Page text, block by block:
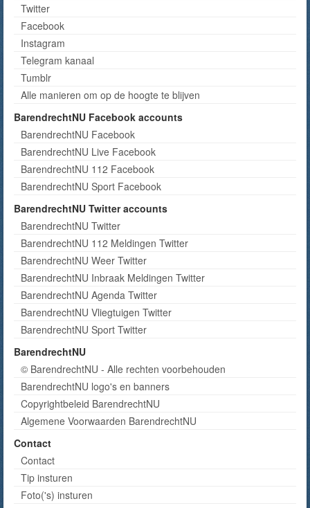
Twitter
Facebook
Instagram
Telegram kanaal
Tumblr
Alle manieren om op de hoogte te blijven
BarendrechtNU Facebook accounts
BarendrechtNU Facebook
BarendrechtNU Live Facebook
BarendrechtNU 112 Facebook
BarendrechtNU Sport Facebook
BarendrechtNU Twitter accounts
BarendrechtNU Twitter
BarendrechtNU 112 Meldingen Twitter
BarendrechtNU Weer Twitter
BarendrechtNU Inbraak Meldingen Twitter
BarendrechtNU Agenda Twitter
BarendrechtNU Vliegtuigen Twitter
BarendrechtNU Sport Twitter
BarendrechtNU
© BarendrechtNU - Alle rechten voorbehouden
BarendrechtNU logo's en banners
Copyrightbeleid BarendrechtNU
Algemene Voorwaarden BarendrechtNU
Contact
Contact
Tip insturen
Foto('s) insturen